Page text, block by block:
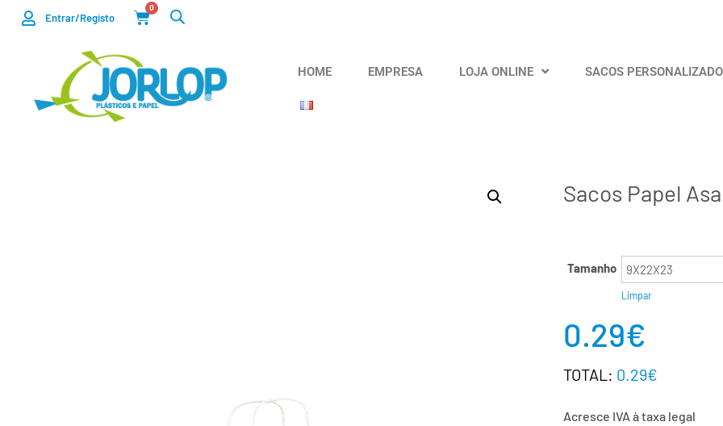
Entrar/Registo
0
HOME EMPRESA LOJA ONLINE SACOS
Sacos Papel
Tamanho
Limpar
0.29€
TOTAL: 0.29€
Acresce IVA à taxa legal